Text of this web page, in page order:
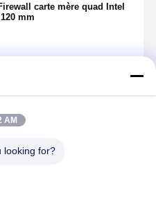
carte mère quad Intel
mm
AM
looking for?